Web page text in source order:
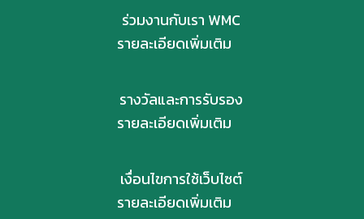
ร่วมงานกับเรา WMC
รายละเอียดเพิ่มเติม
รางวัลและการรับรอง
รายละเอียดเพิ่มเติม
เงื่อนไขการใช้เว็บไซต์
รายละเอียดเพิ่มเติม